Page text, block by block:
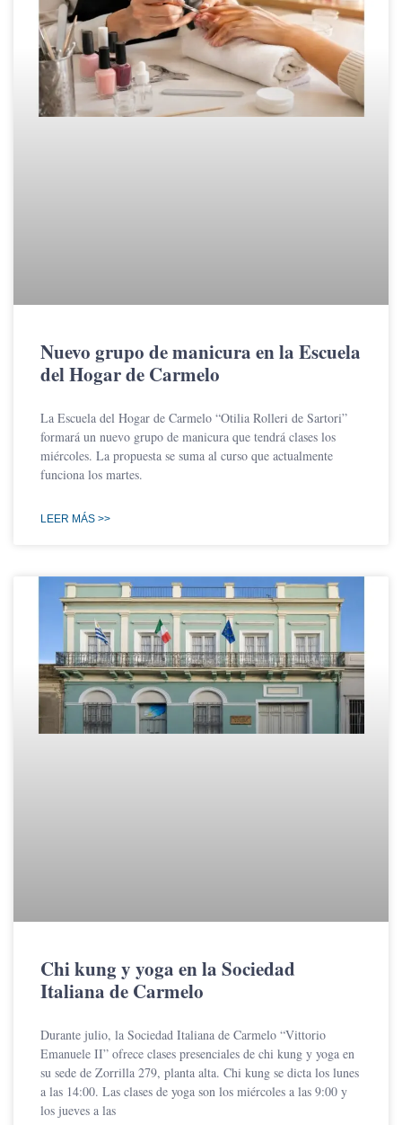
Nuevo grupo de manicura en la Escuela
del Hogar de Carmelo
La Escuela del Hogar de Carmelo “Otilia Rolleri de Sartori”
formará un nuevo grupo de manicura que tendrá clases los
miércoles. La propuesta se suma al curso que actualmente
funciona los martes.
LEER MÁS >>
Chi kung y yoga en la Sociedad
Italiana de Carmelo
Durante julio, la Sociedad Italiana de Carmelo “Vittorio
Emanuele II” ofrece clases presenciales de chi kung y yoga en
su sede de Zorrilla 279, planta alta. Chi kung se dicta los lunes
a las 14:00. Las clases de yoga son los miércoles a las 9:00 y
los jueves a las